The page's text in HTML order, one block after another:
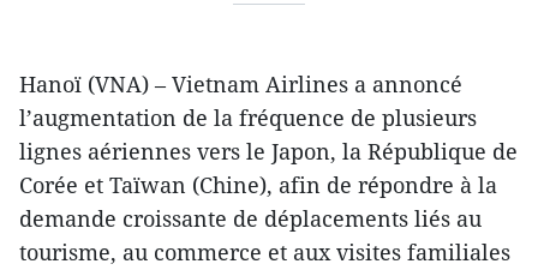
Hanoï (VNA) – Vietnam Airlines a annoncé
l’augmentation de la fréquence de plusieurs
lignes aériennes vers le Japon, la République de
Corée et Taïwan (Chine), afin de répondre à la
demande croissante de déplacements liés au
tourisme, au commerce et aux visites familiales